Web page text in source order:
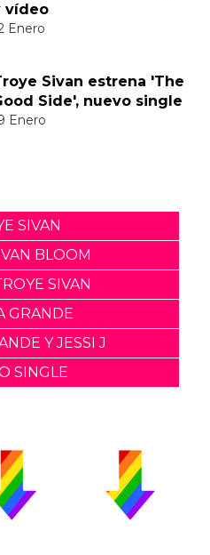
vídeo
Enero
Sivan estrena 'The
Side', nuevo single
Enero
SIVAN
BLOOM
SIVAN
GRANDE
Y JESSI J
SINGLE